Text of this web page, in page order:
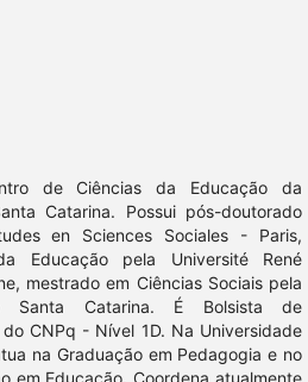
de Ciências da Educação da
Catarina. Possui pós-doutorado
en Sciences Sociales - Paris,
Educação pela Université René
mestrado em Ciências Sociais pela
Santa Catarina. É Bolsista de
CNPq - Nível 1D. Na Universidade
na Graduação em Pedagogia e no
em Educação. Coordena atualmente